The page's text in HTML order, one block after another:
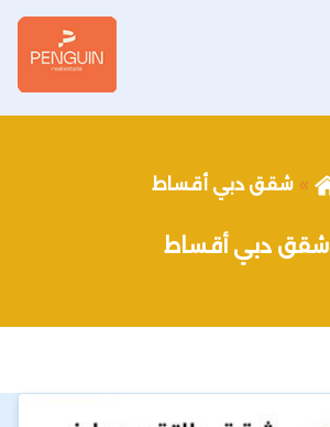
شقق دبي أقساط
شقق دبي أقساط